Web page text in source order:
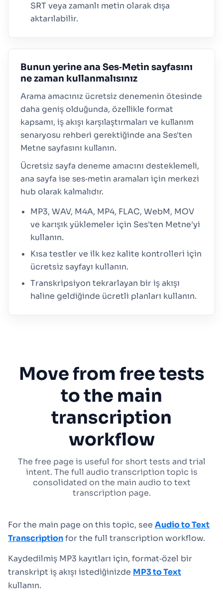
SRT veya zamanlı metin olarak dışa
aktarılabilir.
Bunun yerine ana Ses‑Metin sayfasını
ne zaman kullanmalısınız
Arama amacınız ücretsiz denemenin ötesinde
daha geniş olduğunda, özellikle format
kapsamı, iş akışı karşılaştırmaları ve kullanım
senaryosu rehberi gerektiğinde ana Ses'ten
Metne sayfasını kullanın.
Ücretsiz sayfa deneme amacını desteklemeli,
ana sayfa ise ses‑metin aramaları için merkezi
hub olarak kalmalıdır.
MP3, WAV, M4A, MP4, FLAC, WebM, MOV
ve karışık yüklemeler için Ses'ten Metne'yi
kullanın.
Kısa testler ve ilk kez kalite kontrolleri için
ücretsiz sayfayı kullanın.
Transkripsiyon tekrarlayan bir iş akışı
haline geldiğinde ücretli planları kullanın.
Move from free tests
to the main
transcription
workflow
The free page is useful for short tests and trial
intent. The full audio transcription topic is
consolidated on the main audio to text
transcription page.
For the main page on this topic, see Audio to Text
Transcriptionfor the full transcription workflow.
Kaydedilmiş MP3 kayıtları için, format‑özel bir
transkript iş akışı istediğinizde MP3 to Text
kullanın.